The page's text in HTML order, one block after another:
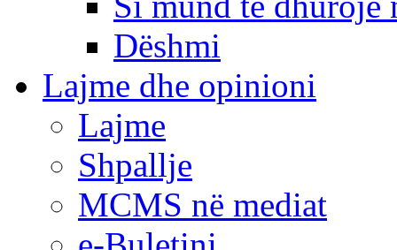
Dëshmi
Lajme dhe opinioni
Lajme
Shpallje
MCMS në mediat